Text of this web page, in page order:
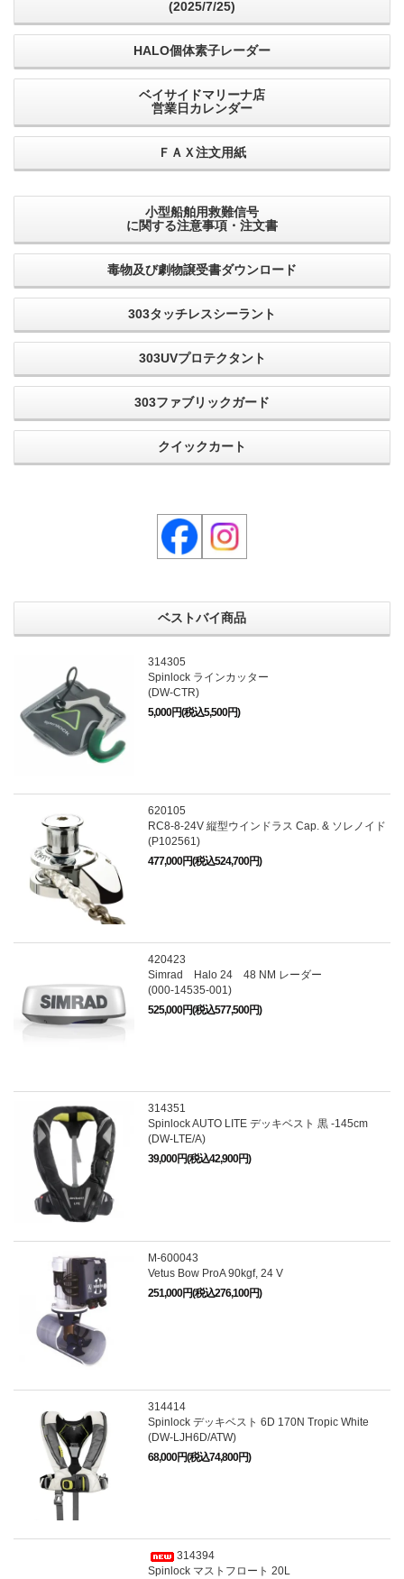
(2025/7/25)
HALO個体素子レーダー
ベイサイドマリーナ店
営業日カレンダー
ＦＡＸ注文用紙
小型船舶用救難信号
に関する注意事項・注文書
毒物及び劇物譲受書ダウンロード
303タッチレスシーラント
303UVプロテクタント
303ファブリックガード
クイックカート
ベストバイ商品
314305
Spinlock ラインカッター
(DW-CTR)
5,000円(税込5,500円)
620105
RC8-8-24V 縦型ウインドラス Cap. & ソレノイド
(P102561)
477,000円(税込524,700円)
420423
Simrad Halo 24 48 NM レーダー
(000-14535-001)
525,000円(税込577,500円)
314351
Spinlock AUTO LITE デッキベスト 黒 -145cm
(DW-LTE/A)
39,000円(税込42,900円)
M-600043
Vetus Bow ProA 90kgf, 24 V
251,000円(税込276,100円)
314414
Spinlock デッキベスト 6D 170N Tropic White
(DW-LJH6D/ATW)
68,000円(税込74,800円)
314394
Spinlock マストフロート 20L